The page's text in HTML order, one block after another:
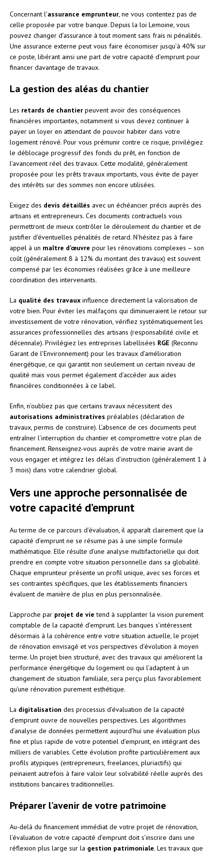
Concernant l’assurance emprunteur , ne vous contentez pas de
celle proposée par votre banque. Depuis la loi Lemoine, vous
pouvez changer d’assurance à tout moment sans frais ni pénalités.
Une assurance externe peut vous faire économiser jusqu’à 40% sur
ce poste, libérant ainsi une part de votre capacité d’emprunt pour
financer davantage de travaux.
La gestion des aléas du chantier
Les retards de chantier peuvent avoir des conséquences
financières importantes, notamment si vous devez continuer à
payer un loyer en attendant de pouvoir habiter dans votre
logement rénové. Pour vous prémunir contre ce risque, privilégiez
le déblocage progressif des fonds du prêt, en fonction de
l’avancement réel des travaux. Cette modalité, généralement
proposée pour les prêts travaux importants, vous évite de payer
des intérêts sur des sommes non encore utilisées.
Exigez des devis détaillés avec un échéancier précis auprès des
artisans et entrepreneurs. Ces documents contractuels vous
permettront de mieux contrôler le déroulement du chantier et de
justifier d’éventuelles pénalités de retard. N’hésitez pas à faire
appel à un maître d’œuvre pour les rénovations complexes – son
coût (généralement 8 à 12% du montant des travaux) est souvent
compensé par les économies réalisées grâce à une meilleure
coordination des intervenants.
La qualité des travaux influence directement la valorisation de
votre bien. Pour éviter les malfaçons qui diminueraient le retour sur
investissement de votre rénovation, vérifiez systématiquement les
assurances professionnelles des artisans (responsabilité civile et
décennale). Privilégiez les entreprises labellisées RGE (Reconnu
Garant de l’Environnement) pour les travaux d’amélioration
énergétique, ce qui garantit non seulement un certain niveau de
qualité mais vous permet également d’accéder aux aides
financières conditionnées à ce label.
Enfin, n’oubliez pas que certains travaux nécessitent des
autorisations administratives préalables (déclaration de
travaux, permis de construire). L’absence de ces documents peut
entraîner l’interruption du chantier et compromettre votre plan de
financement. Renseignez-vous auprès de votre mairie avant de
vous engager et intégrez les délais d’instruction (généralement 1 à
3 mois) dans votre calendrier global.
Vers une approche personnalisée de
votre capacité d’emprunt
Au terme de ce parcours d’évaluation, il apparaît clairement que la
capacité d’emprunt ne se résume pas à une simple formule
mathématique. Elle résulte d’une analyse multifactorielle qui doit
prendre en compte votre situation personnelle dans sa globalité.
Chaque emprunteur présente un profil unique, avec ses forces et
ses contraintes spécifiques, que les établissements financiers
évaluent de manière de plus en plus personnalisée.
L’approche par projet de vie tend à supplanter la vision purement
comptable de la capacité d’emprunt. Les banques s’intéressent
désormais à la cohérence entre votre situation actuelle, le projet
de rénovation envisagé et vos perspectives d’évolution à moyen
terme. Un projet bien structuré, avec des travaux qui améliorent la
performance énergétique du logement ou qui l’adaptent à un
changement de situation familiale, sera perçu plus favorablement
qu’une rénovation purement esthétique.
La digitalisation des processus d’évaluation de la capacité
d’emprunt ouvre de nouvelles perspectives. Les algorithmes
d’analyse de données permettent aujourd’hui une évaluation plus
fine et plus rapide de votre potentiel d’emprunt, en intégrant des
milliers de variables. Cette évolution profite particulièrement aux
profils atypiques (entrepreneurs, freelances, pluriactifs) qui
peinaient autrefois à faire valoir leur solvabilité réelle auprès des
institutions bancaires traditionnelles.
Préparer l’avenir de votre patrimoine
Au-delà du financement immédiat de votre projet de rénovation,
l’évaluation de votre capacité d’emprunt doit s’inscrire dans une
réflexion plus large sur la gestion patrimoniale. Les travaux que